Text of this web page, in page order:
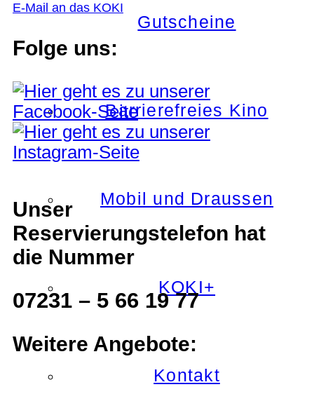
Gutscheine
Barrierefreies Kino
Mobil und Draussen
KOKI+
Kontakt
E-Mail an das KOKI
Folge uns:
Unser
Reservierungstelefon hat
die Nummer
07231 – 5 66 19 77
Weitere Angebote: